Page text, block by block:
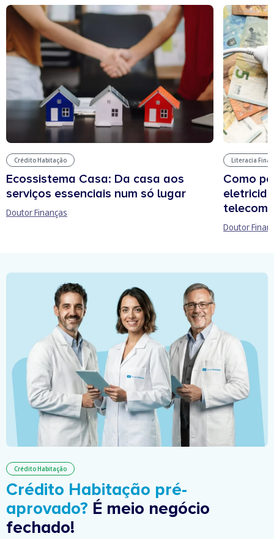
Crédito Habitação
Ecossistema Casa: Da casa aos
serviços essenciais num só lugar
Doutor Finanças
Literacia
Como
Doutor
Crédito Habitação
Crédito Habitação pré-
aprovado? É meio negócio
fechado!